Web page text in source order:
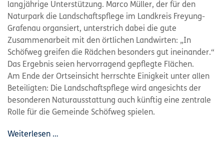
langjährige Unterstützung. Marco Müller, der für den
Naturpark die Landschaftspflege im Landkreis Freyung-
Grafenau organsiert, unterstrich dabei die gute
Zusammenarbeit mit den örtlichen Landwirten: „In
Schöfweg greifen die Rädchen besonders gut ineinander.“
Das Ergebnis seien hervorragend gepflegte Flächen.
Am Ende der Ortseinsicht herrschte Einigkeit unter allen
Beteiligten: Die Landschaftspflege wird angesichts der
besonderen Naturausstattung auch künftig eine zentrale
Rolle für die Gemeinde Schöfweg spielen.
Weiterlesen …